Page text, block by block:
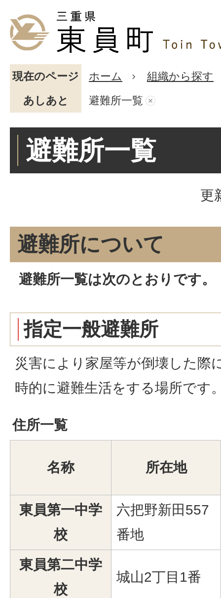
現在のページ ホーム
組織から探す
あしあと
避難所一覧
避難所一覧
更
避難所について
避難所一覧は次のとおりです。
指定一般避難所
災害により家屋等が倒壊した際
時的に避難生活をする場所です
住所一覧
名称 所在地
東員第一中学
校
六把野新田557
番地
東員第二中学
校
城山2丁目1番